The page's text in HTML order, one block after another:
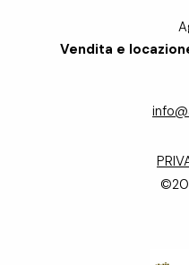
Vendita e